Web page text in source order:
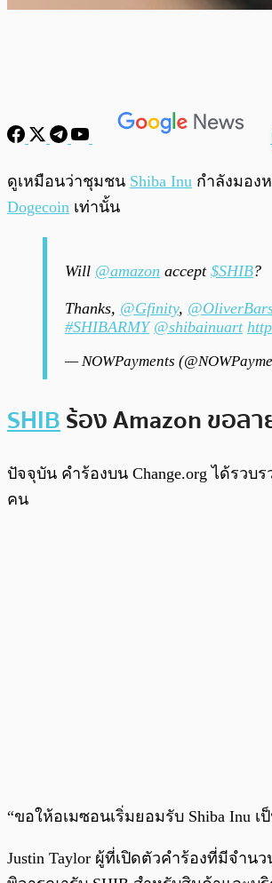
พร้อมเล่น
ดูเหมือนว่าชุมชน Shiba Inu กำลังมอง
Dogecoin เท่านั้น
Will @amazon accept $SHIB?
Thanks, @Gfinity,
#SHIBARMY @shibainuart
— NOWPayments
SHIBร้อง Amazon ขอลา
ปัจจุบัน คำร้องบน Change.org ได้รวบ
คน
“ขอให้อเมซอนเริ่มยอมรับ Shiba Inu เ
Justin Taylor ผู้ที่เปิดตัวคำร้องที่มีจำน